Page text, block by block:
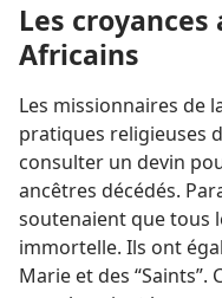
Les
Africains
Les missionnaires de
pratiques religieuses
consulter un devin
ancêtres décédés.
soutenaient que tous
immortelle. Ils ont
Marie et des “Saints”.